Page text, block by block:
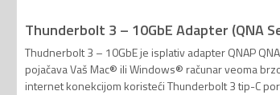
Thunderbolt 3 – 10GbE Adapter (QNA
Thudnerbolt 3 – 10GbE je isplativ adapter QNAP
pojačava Vaš Mac® ili Windows® računar veoma
internet konekcijom koristeći Thunderbolt 3 tip-C